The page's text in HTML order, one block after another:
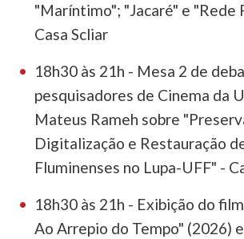
"Maríntimo"; "Jacaré" e "Rede
Casa Scliar
18h30 às 21h - Mesa 2 de
pesquisadores de Cinema da
Mateus Rameh sobre
Digitalização e Restauração
Fluminenses no Lupa-UFF" -
18h30 às 21h - Exibição do
Ao Arrepio do Tempo" (2026)